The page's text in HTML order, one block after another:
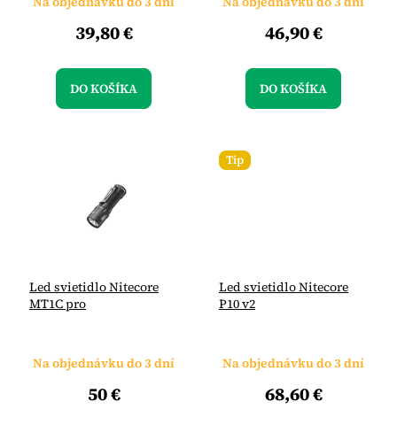
39,80 €
DO KOŠÍKA
46,90 €
DO KOŠÍKA
Led svietidlo Nitecore
MT1C pro
Na objednávku do 3 dní
50 €
Tip
Led svietidlo Nitecore
P10 v2
Na objednávku do 3 dní
68,60 €